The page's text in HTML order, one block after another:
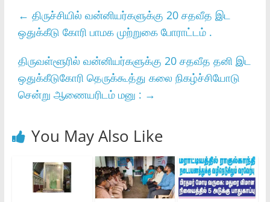
← திருச்சியில் வன்னியர்களுக்கு 20 சதவீத இட
ஒதுக்கீடு கோரி பாமக முற்றுகை போராட்டம் .
திருவள்ளூரில் வன்னியர்களுக்கு 20 சதவீத தனி இட
ஒதுக்கீடுகோரி தெருக்கூத்து கலை நிகழ்ச்சியோடு
சென்று ஆணையரிடம் மனு : →
You May Also Like